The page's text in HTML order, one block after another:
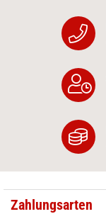
Zahlungsarten